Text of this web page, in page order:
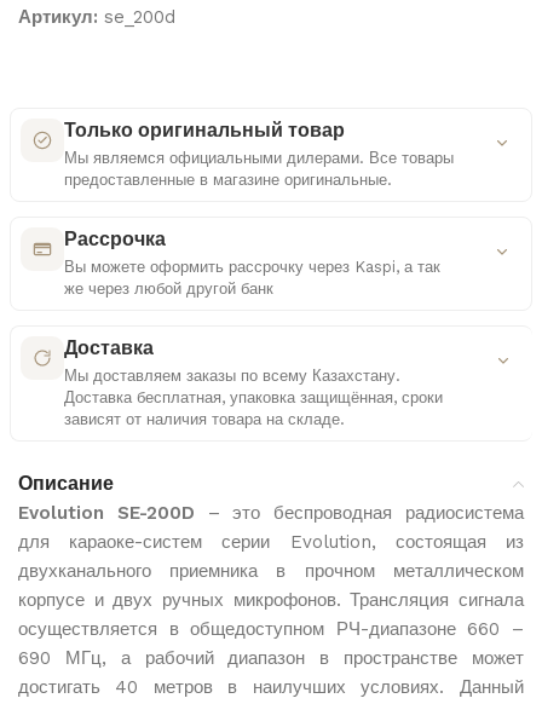
Артикул: se_200d
Только оригинальный товар
Мы являемся официальными дилерами. Все товары
предоставленные в магазине оригинальные.
Многоступенчатая проверка
Контроль документов и комплектации каждого
товара
Рассрочка
Вы можете оформить рассрочку через Kaspi, а так
же через любой другой банк
Выбор способа оплаты
Прозрачные условия
Все параметры видны до подтверждения
Kaspi
Доставка
Мы доставляем заказы по всему Казахстану.
Доставка бесплатная, упаковка защищённая, сроки
зависят от наличия товара на складе.
Бесплатная доставка
Доставка по всему Казахстану абсолютно бесплатно
для всех заказов
Защищенная упаковка
Все товары упаковываются в надежные материалы
для сохранности при транспортировке
Описание
Evolution SE-200D – это беспроводная радиосистема
для караоке-систем серии Evolution, состоящая из
двухканального приемника в прочном металлическом
корпусе и двух ручных микрофонов. Трансляция сигнала
осуществляется в общедоступном РЧ-диапазоне 660 –
690 МГц, а рабочий диапазон в пространстве может
достигать 40 метров в наилучших условиях. Данный